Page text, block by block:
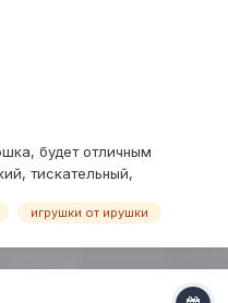
будет отличным
тискательный,
игрушки от ирушки